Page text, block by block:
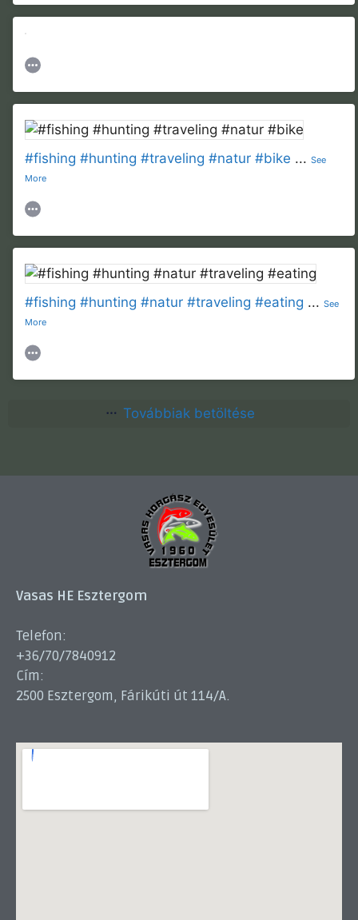
#fishing #hunting #traveling #natur #bike ...See
More
#fishing #hunting #natur #traveling #eating ...See
More
Továbbiak betöltése
Vasas HE Esztergom
Telefon:
+36/70/7840912
Cím:
2500 Esztergom, Fárikúti út 114/A.